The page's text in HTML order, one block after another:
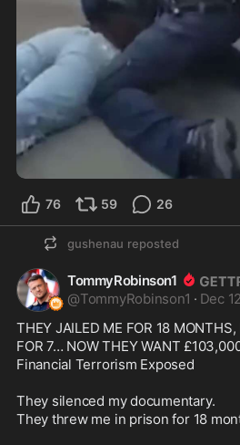
76 59 26
gushenau reposted
TommyRobinson1
@TommyRobinson1 · Dec
THEY JAILED ME FOR 18
FOR 7… NOW THEY WANT £103,000
Financial Terrorism Exposed
They silenced my documentary.
They threw me in prison for 18